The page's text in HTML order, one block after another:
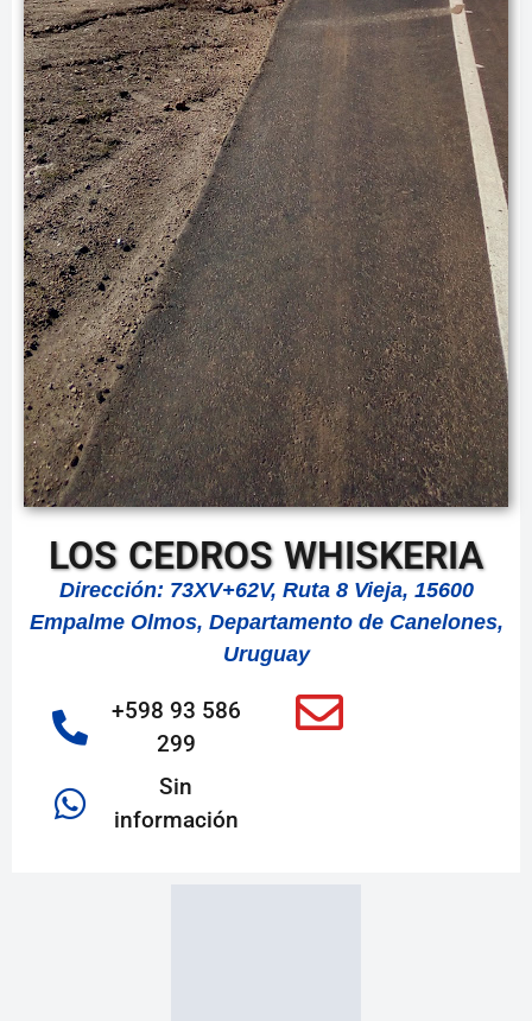
LOS CEDROS WHISKERIA
Dirección: 73XV+62V, Ruta 8 Vieja, 15600
Empalme Olmos, Departamento de Canelones,
Uruguay
+598 93 586
299
Sin
información